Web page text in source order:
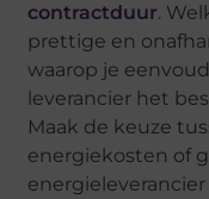
contractduur.
prettige en
waarop je
leverancier het
Maak de keuze
energiekosten of